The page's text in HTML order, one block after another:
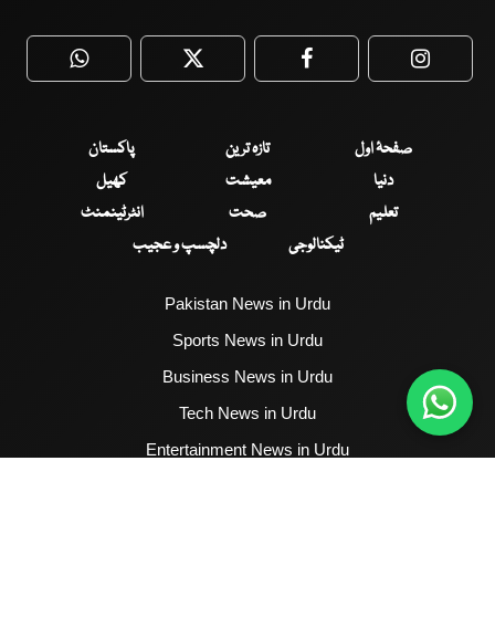
WhatsApp Twitter Facebook
صفحۂ اول تازہ ترین
پاکستان
دنیا
معیشت
کھیل
تعلیم
صحت
انٹرٹینمنٹ
ٹیکنالوجی
دلچسپ و عجیب
Pakistan News in Urdu
Sports News in Urdu
Business News in Urdu
Tech News in Urdu
Entertainment News in Urdu